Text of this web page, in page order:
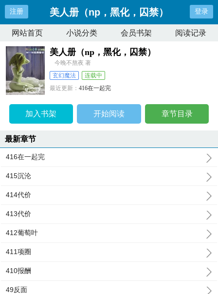
注册 美人册（np，黑化，囚禁） 登录
网站首页 小说分类 会员书架 阅读记录
美人册（np，黑化，囚禁）
今晚不熬夜 著
玄幻魔法
连载中
最近更新：416在一起完
加入书架 开始阅读 章节目录
最新章节
416在一起完
415沉沦
414代价
413代价
412葡萄叶
411项圈
410报酬
49反面